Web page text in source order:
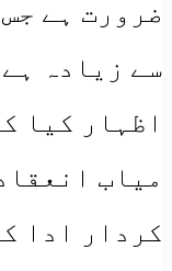
ضرورت ہے
سے زیادہ
اظہار کیا
میاب
کردار ادا